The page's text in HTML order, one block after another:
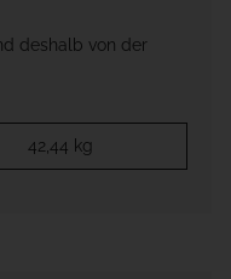
deshalb von der
42,44 kg